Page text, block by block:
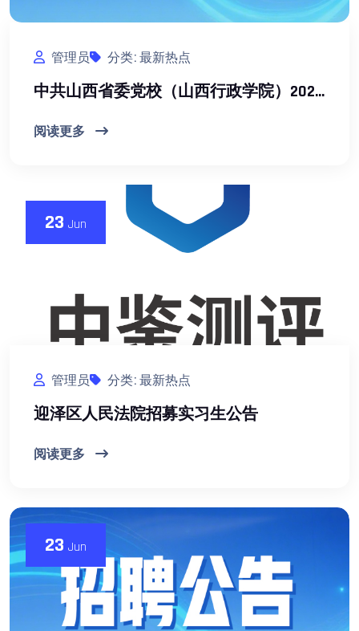
管理员 分类: 最新热点
中共山西省委党校（山西行政学院）2026年公开招聘公告
阅读更多
23 Jun
管理员 分类: 最新热点
迎泽区人民法院招募实习生公告
阅读更多
23 Jun